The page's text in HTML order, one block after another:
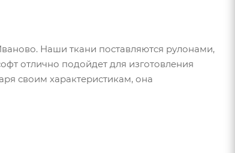
Наши ткани поставляются рулонами,
отлично подойдет для изготовления
своим характеристикам, она